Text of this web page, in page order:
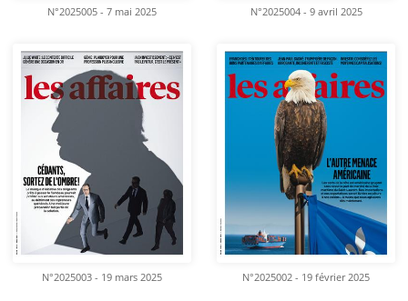
N°2025005 - 7 mai 2025 N°2025004 - 9 avril 2025
N°2025003 - 19 mars 2025 N°2025002 - 19 février 2025